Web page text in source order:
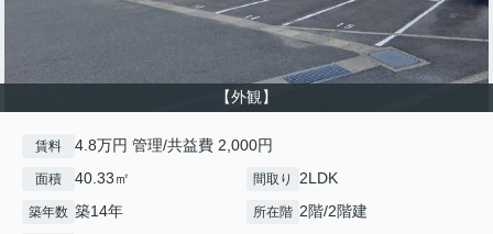
【外観】
賃料 4.8万円 管理/共益費 2,000円
面積 40.33㎡ 間取り 2LDK
築年数 築14年 所在階 2階/2階建